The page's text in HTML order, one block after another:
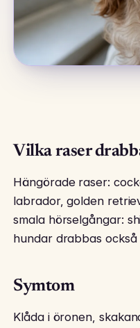
Vilka raser
Hängörade raser:
labrador, golden
smala hörselgångar:
hundar drabbas också
Symtom
Klåda i öronen,